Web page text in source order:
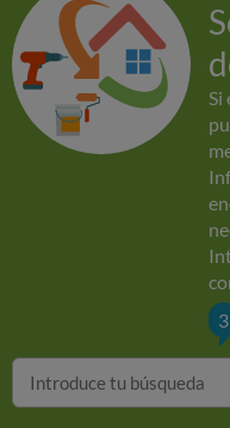
Si
3